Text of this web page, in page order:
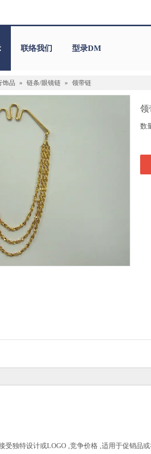
联络我们 型录DM
饰品 » 链条/眼镜链 » 领带链
领
数
受独特设计或LOGO ,竞争价格 ,适用于促销品